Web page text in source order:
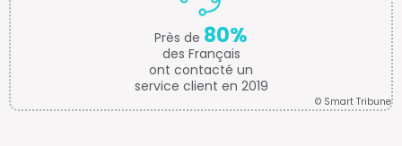
Près de 80%
des Français
ont contacté un
service client en 2019
© Smart Tribune